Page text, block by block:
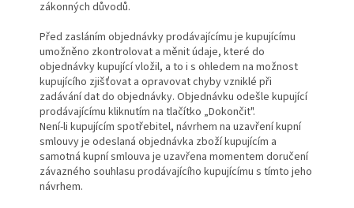
zákonných důvodů.
Před zasláním objednávky prodávajícímu je kupujícímu
umožněno zkontrolovat a měnit údaje, které do
objednávky kupující vložil, a to i s ohledem na možnost
kupujícího zjišťovat a opravovat chyby vzniklé při
zadávání dat do objednávky. Objednávku odešle kupující
prodávajícímu kliknutím na tlačítko „Dokončit".
Není-li kupujícím spotřebitel, návrhem na uzavření kupní
smlouvy je odeslaná objednávka zboží kupujícím a
samotná kupní smlouva je uzavřena momentem doručení
závazného souhlasu prodávajícího kupujícímu s tímto jeho
návrhem.